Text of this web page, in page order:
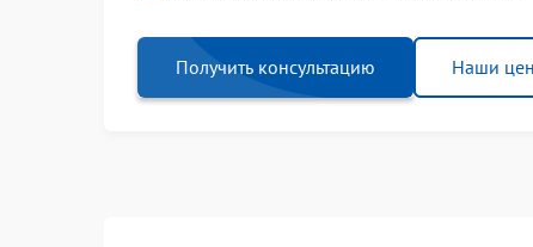
Получить консультацию Наши